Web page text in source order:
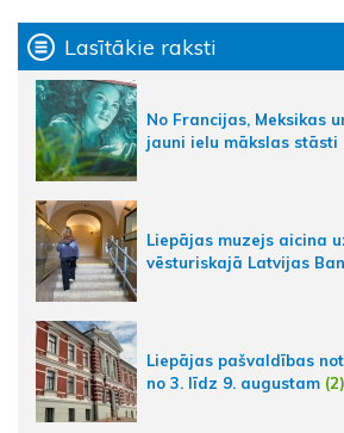
Lasītākie raksti
No Francijas, Meksikas
jauni ielu mākslas stāsti
Liepājas muzejs aicina
vēsturiskajā Latvijas
Liepājas pašvaldības
no 3. līdz 9. augustam (2)